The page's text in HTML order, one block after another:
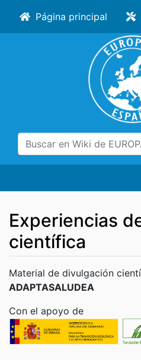
Página principal
Experiencias
científica
Saltar a: navegación,buscar
Material de divulgación
ADAPTASALUDEA
Con el apoyo de